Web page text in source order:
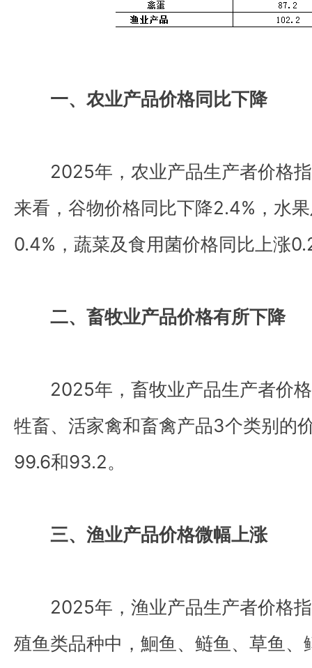
一、农业产品价格同比下降
2025年，农业产品生产者价格
来看，谷物价格同比下降2.4%，水
0.4%，蔬菜及食用菌价格同比上涨
二、畜牧业产品价格有所下降
2025年，畜牧业产品生产者价
牲畜、活家禽和畜禽产品3个类别的
99.6和93.2。
三、渔业产品价格微幅上涨
2025年，渔业产品生产者价格
殖鱼类品种中，鮰鱼、鲢鱼、草鱼、